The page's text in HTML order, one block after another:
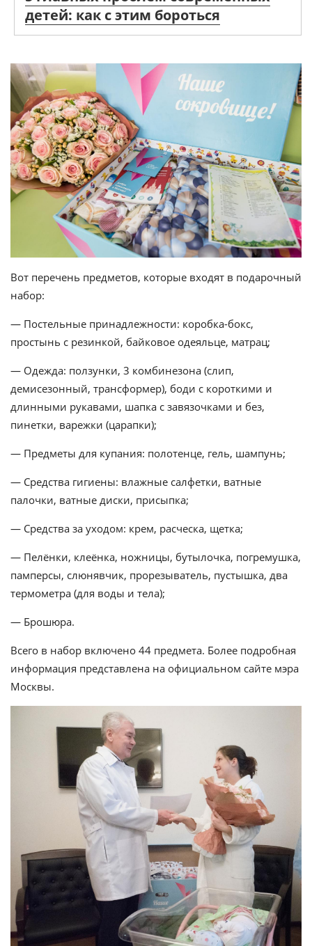
детей: как с этим бороться
Вот перечень предметов, которые входят в подарочный
набор:
— Постельные принадлежности: коробка-бокс,
простынь с резинкой, байковое одеяльце, матрац;
— Одежда: ползунки, 3 комбинезона (слип,
демисезонный, трансформер), боди с короткими и
длинными рукавами, шапка с завязочками и без,
пинетки, варежки (царапки);
— Предметы для купания: полотенце, гель, шампунь;
— Средства гигиены: влажные салфетки, ватные
палочки, ватные диски, присыпка;
— Средства за уходом: крем, расческа, щетка;
— Пелёнки, клеёнка, ножницы, бутылочка, погремушка,
памперсы, слюнявчик, прорезыватель, пустышка, два
термометра (для воды и тела);
— Брошюра.
Всего в набор включено 44 предмета. Более подробная
информация представлена на официальном сайте мэра
Москвы.